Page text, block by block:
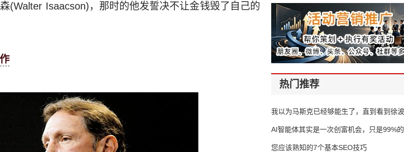
(Walter Isaacson)，那时的他发誓决不让金钱毁了自己的
热门推荐
我以为马斯克已经够能生了，直到看到
AI智能体其实是一次创富机会，只是99%
错过了
您应该熟知的7个基本SEO技巧